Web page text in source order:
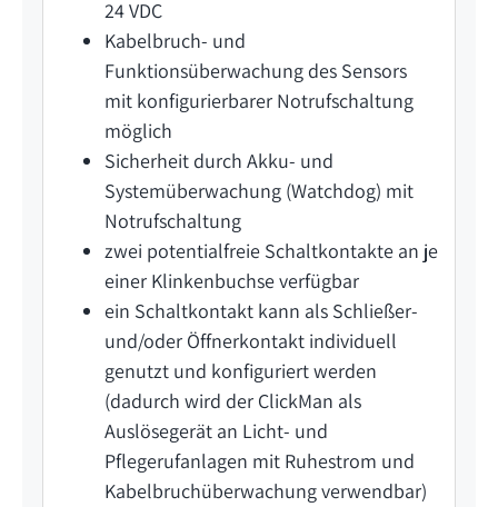
24 VDC
Kabelbruch- und
Funktionsüberwachung des Sensors
mit konfigurierbarer Notrufschaltung
möglich
Sicherheit durch Akku- und
Systemüberwachung (Watchdog) mit
Notrufschaltung
zwei potentialfreie Schaltkontakte an je
einer Klinkenbuchse verfügbar
ein Schaltkontakt kann als Schließer-
und/oder Öffnerkontakt individuell
genutzt und konfiguriert werden
(dadurch wird der ClickMan als
Auslösegerät an Licht- und
Pflegerufanlagen mit Ruhestrom und
Kabelbruchüberwachung verwendbar)